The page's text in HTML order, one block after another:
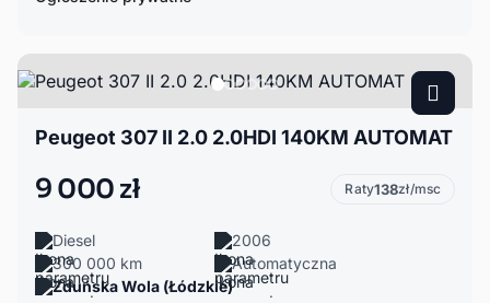
Peugeot 307 II 2.0 2.0HDI 140KM AUTOMAT
9 000 zł Raty138zł/msc
Diesel
2006
300 000 km
Automatyczna
Zduńska Wola (Łódzkie)